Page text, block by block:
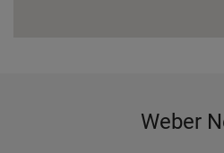
Weber